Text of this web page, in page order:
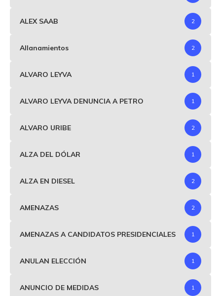
ALEX SAAB 2
Allanamientos 2
ALVARO LEYVA 1
ALVARO LEYVA DENUNCIA A PETRO 1
ALVARO URIBE 2
ALZA DEL DÓLAR 1
ALZA EN DIESEL 2
AMENAZAS 2
AMENAZAS A CANDIDATOS PRESIDENCIALES 1
ANULAN ELECCIÓN 1
ANUNCIO DE MEDIDAS 1